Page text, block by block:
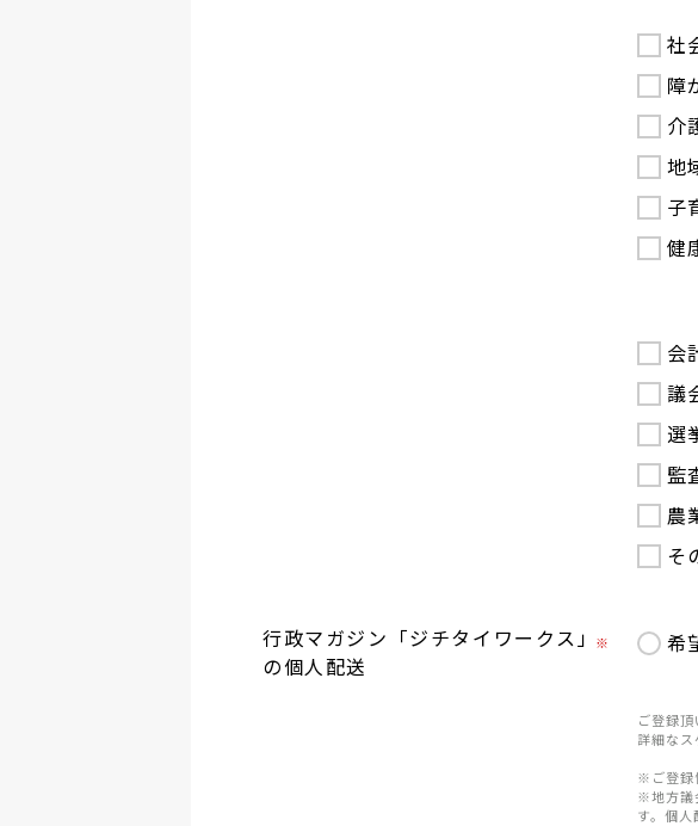
社
障
介
地
子
健
会
議
選
監
農
そ
行政マガジン「ジチタイワークス」
の個人配送
※ 希
ご登録
詳細な
※ご登録
※地方議
す。個